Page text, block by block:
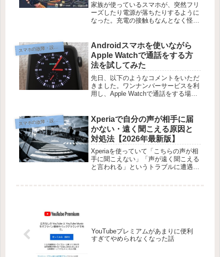
家族が使っているスマホが、突然フリ
ーズしたり電源が落ちたりするように
なった。充電の接触もなんとなく怪し
経験をしたので、改めて整理しておき
ます。結論から言うと、本当にバック
ア...
スマホの故障・設定・使い方
Androidスマホを使いながら
Apple Watchで通話をする方
法を試してみた
先日、以下のようなコメントをいただ
きました。ワンナンバーサービスを利
用し、Apple Watchで通話をする場合
う記事に対するコメントです。→「ワ
ンナンバー...
スマホの故障・設定・使い方
Xperiaで自分の声が相手に届
かない・遠く聞こえる原因と
対処法【2026年最新版】
Xperiaを使っていて「こちらの声が相
手に聞こえない」「声が遠く聞こえる
と言われる」というトラブルに遭遇し
YouTubeプレミアムがあまりに便利
すぎてやめられなくなった話